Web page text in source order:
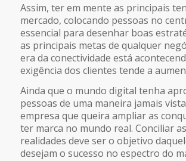
Assim, ter em mente as principais
mercado, colocando pessoas no
essencial para desenhar boas
as principais metas de qualquer
era da conectividade está
exigência dos clientes tende a
Ainda que o mundo digital tenha
pessoas de uma maneira jamais
empresa que queira ampliar as
ter marca no mundo real. Conciliar
realidades deve ser o objetivo
desejam o sucesso no espectro do